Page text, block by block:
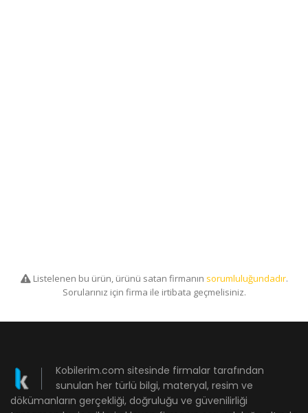
Listelenen bu ürün, ürünü satan firmanın sorumluluğundadır.
Sorularınız için firma ile irtibata geçmelisiniz.
Kobilerim.com sitesinde firmalar tarafından
sunulan her türlü bilgi, materyal, resim ve
dökümanların gerçekliği, doğruluğu ve güvenilirliği